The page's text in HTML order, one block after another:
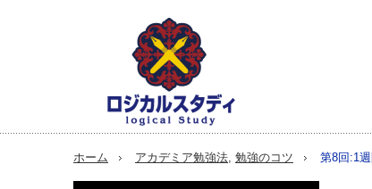
ホーム アカデミア勉強法, 勉強のコツ 第8回:1